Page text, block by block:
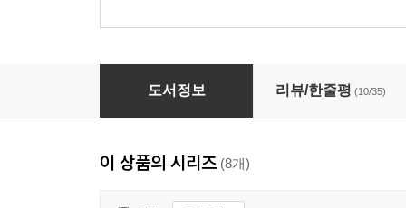
초등영어 교과서 영단어 2단계 4학년 과정
도서정보 리뷰/한줄평 (10/35)
이 상품의 시리즈 (8개)